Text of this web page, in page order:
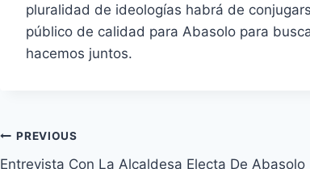
pluralidad de ideologías habrá de
público de calidad para Abasolo para
hacemos juntos.
PREVIOUS
Entrevista Con La Alcaldesa Electa De Abasolo